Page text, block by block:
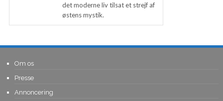
det moderne liv tilsat et strejf af
østens mystik.
Om os
Presse
Annoncering